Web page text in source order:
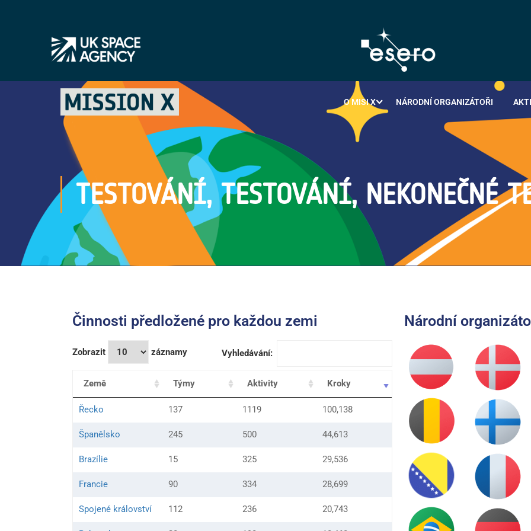
O MISI X NÁRODNÍ ORGANIZÁTOŘI
TESTOVÁNÍ, TESTOVÁNÍ, NEKONEČNÉ
Činnosti předložené pro každou zemi Národní
Zobrazit záznamy Vyhledávání:
Země Týmy Aktivity Kroky
Řecko 137 1119 100,138
Španělsko 245 500 44,613
Brazílie 15 325 29,536
Francie 90 334 28,699
Spojené království 112 236 20,743